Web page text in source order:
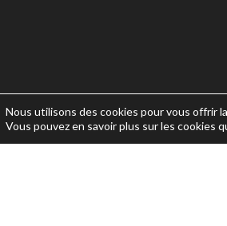
Nous utilisons des cookies pour vous offrir
Vous pouvez en savoir plus sur les cookies